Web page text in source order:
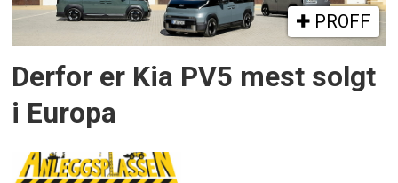
PROFF
Derfor er Kia PV5 mest solgt
i Europa